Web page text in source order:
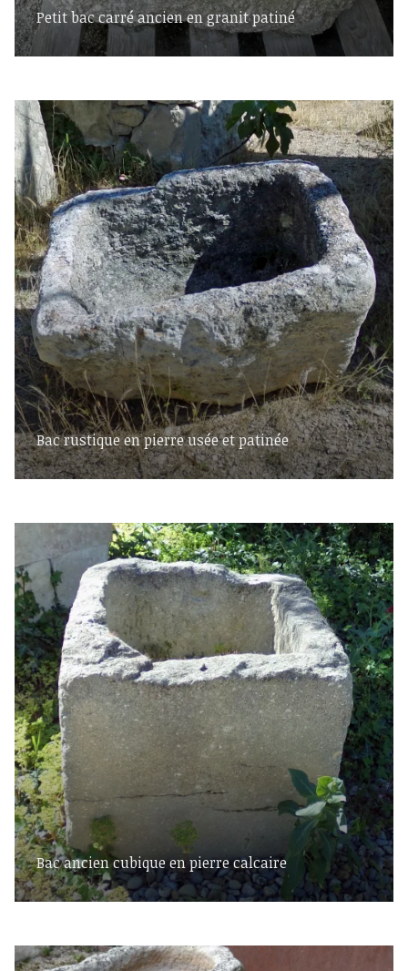
Petit bac carré ancien en granit patiné
Bac rustique en pierre usée et patinée
Bac ancien cubique en pierre calcaire